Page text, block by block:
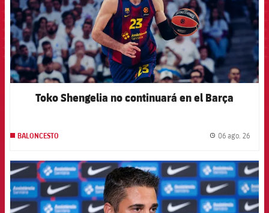
Toko Shengelia no continuará en el Barça
BALONCESTO 06 ago. 26
FCB Barcelona badge